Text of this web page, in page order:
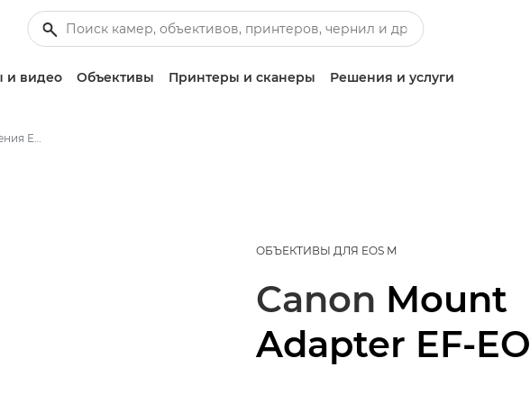
и видео Объективы Принтеры и сканеры Решения и услуги
Canon Адаптер крепления EF-EOS M - Объективы - Камера и фотообъективы
ОБЪЕКТИВЫ ДЛЯ EOS M
Canon Mount
Adapter EF-